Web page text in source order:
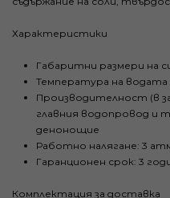
Характеристики
Габаритни размери на
Температура на
Производителност (в
главния водопровод и
денонощие
Работно налягане: 3
Гаранционен срок: 3
Комплектация за доставка